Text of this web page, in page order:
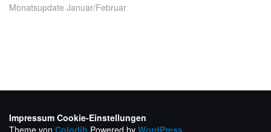
Monatsupdate Januar/Februar
Impressum Cookie-Einstellungen
Theme von Colorlib Powered by WordPress